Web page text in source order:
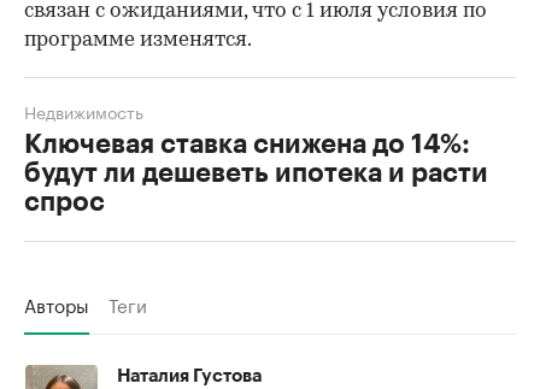
связан с ожиданиями, что с 1 июля условия по
программе изменятся.
Ключевая ставка снижена до 14%:
будут ли дешеветь ипотека и расти
спрос
Недвижимость
Авторы Теги
Наталия Густова